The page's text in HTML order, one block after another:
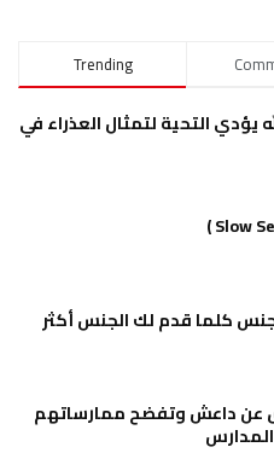
Trending
يؤدي التحية لتمثال العذراء في
كلما قدم لك الجنس أكثر
عن داعش وتفضح ممارساتهم